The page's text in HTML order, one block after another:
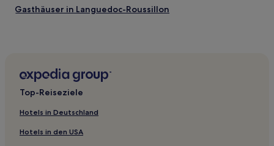
Gasthäuser in Languedoc-Roussillon
3-Sterne-Hotels in Montpellier
4-Sterne-Hotels in Montpellier
2-Sterne-Hotels in Montpellier
3-Sterne-Hotels in Palavas-les-Flots
Top-Reiseziele
Hotels in Deutschland
Hotels in den USA